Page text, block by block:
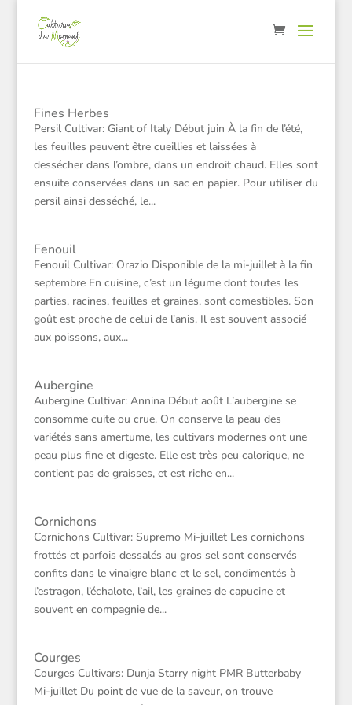
Fines Herbes
Persil Cultivar: Giant of Italy Début juin À la fin de l’été,
les feuilles peuvent être cueillies et laissées à
dessécher dans l’ombre, dans un endroit chaud. Elles sont
ensuite conservées dans un sac en papier. Pour utiliser du
persil ainsi desséché, le...
Fenouil
Fenouil Cultivar: Orazio Disponible de la mi-juillet à la fin
septembre En cuisine, c’est un légume dont toutes les
parties, racines, feuilles et graines, sont comestibles. Son
goût est proche de celui de l’anis. Il est souvent associé
aux poissons, aux...
Aubergine
Aubergine Cultivar: Annina Début août L’aubergine se
consomme cuite ou crue. On conserve la peau des
variétés sans amertume, les cultivars modernes ont une
peau plus fine et digeste. Elle est très peu calorique, ne
contient pas de graisses, et est riche en...
Cornichons
Cornichons Cultivar: Supremo Mi-juillet Les cornichons
frottés et parfois dessalés au gros sel sont conservés
confits dans le vinaigre blanc et le sel, condimentés à
l’estragon, l’échalote, l’ail, les graines de capucine et
souvent en compagnie de...
Courges
Courges Cultivars: Dunja Starry night PMR Butterbaby
Mi-juillet Du point de vue de la saveur, on trouve